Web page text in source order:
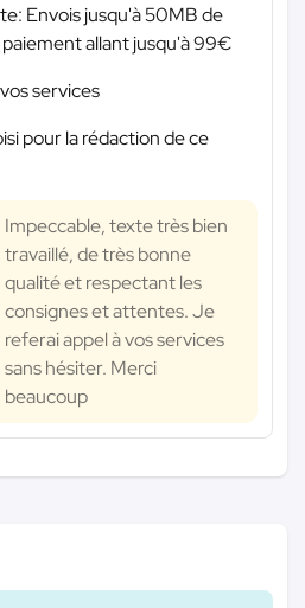
Envois jusqu'à 50MB de
allant jusqu'à 99€
services
pour la rédaction de ce
Impeccable, texte très bien
travaillé, de très bonne
qualité et respectant les
consignes et attentes. Je
referai appel à vos services
sans hésiter. Merci
beaucoup